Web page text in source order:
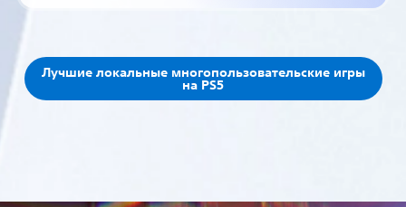
Лучшие локальные многопользовательские игры
на PS5